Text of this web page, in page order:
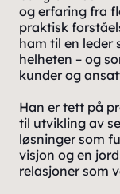
og erfaring fra
praktisk
ham til en leder
helheten – og
kunder og
Han er tett på
til utvikling av
løsninger som
visjon og en
relasjoner som